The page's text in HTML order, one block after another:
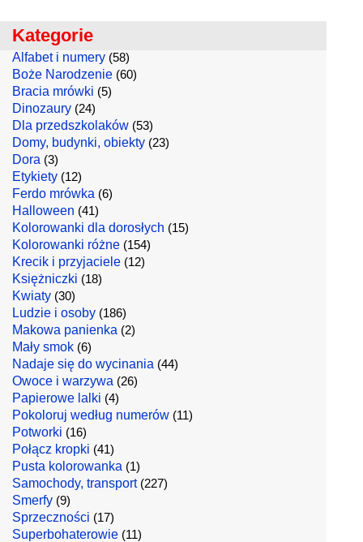
Kategorie
Alfabet i numery (58)
Boże Narodzenie (60)
Bracia mrówki (5)
Dinozaury (24)
Dla przedszkolaków (53)
Domy, budynki, obiekty (23)
Dora (3)
Etykiety (12)
Ferdo mrówka (6)
Halloween (41)
Kolorowanki dla dorosłych (15)
Kolorowanki różne (154)
Krecik i przyjaciele (12)
Księżniczki (18)
Kwiaty (30)
Ludzie i osoby (186)
Makowa panienka (2)
Mały smok (6)
Nadaje się do wycinania (44)
Owoce i warzywa (26)
Papierowe lalki (4)
Pokoloruj według numerów (11)
Potworki (16)
Połącz kropki (41)
Pusta kolorowanka (1)
Samochody, transport(227)
Smerfy (9)
Sprzeczności (17)
Superbohaterowie (11)